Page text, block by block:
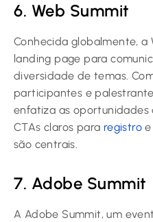
6. Web Summit
Conhecida globalmente, a
landing page para
diversidade de temas.
participantes e
enfatiza as oportunidades
CTAs claros para registro
são centrais.
7. Adobe Summit
A Adobe Summit, um